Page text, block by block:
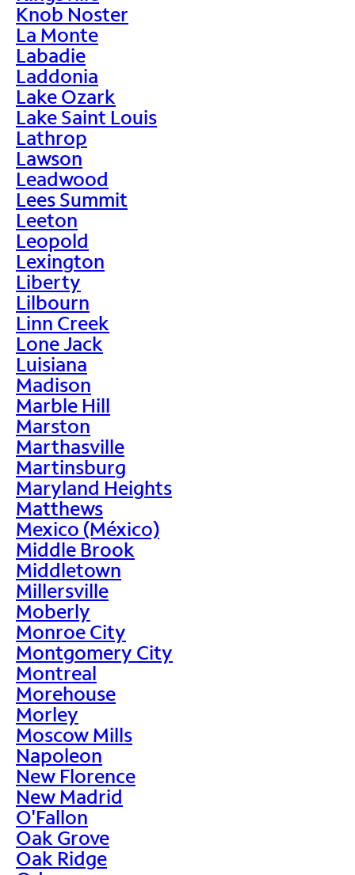
Knob Noster
La Monte
Labadie
Laddonia
Lake Ozark
Lake Saint Louis
Lathrop
Lawson
Leadwood
Lees Summit
Leeton
Leopold
Lexington
Liberty
Lilbourn
Linn Creek
Lone Jack
Luisiana
Madison
Marble Hill
Marston
Marthasville
Martinsburg
Maryland Heights
Matthews
Mexico (México)
Middle Brook
Middletown
Millersville
Moberly
Monroe City
Montgomery City
Montreal
Morehouse
Morley
Moscow Mills
Napoleon
New Florence
New Madrid
O'Fallon
Oak Grove
Oak Ridge